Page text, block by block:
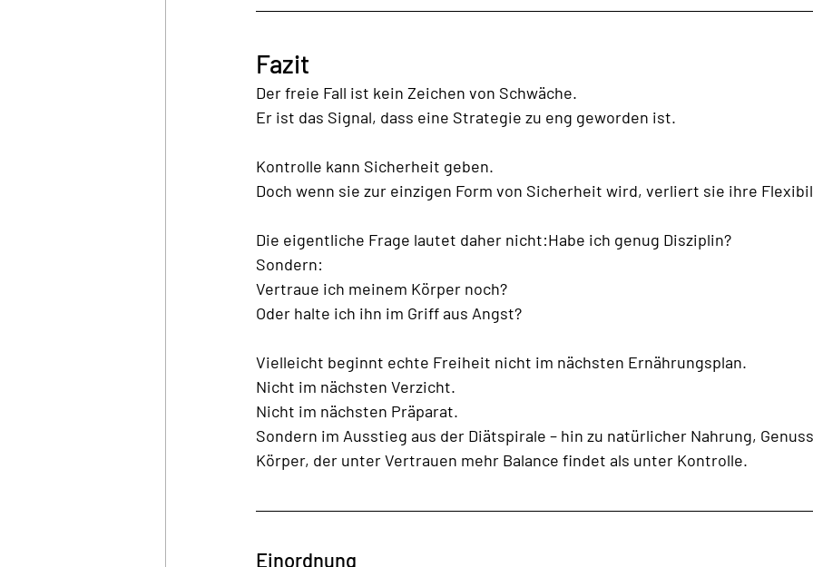
Fazit
Der freie Fall ist kein Zeichen von Schwäche.
Er ist das Signal, dass eine Strategie zu eng geworden ist.
Kontrolle kann Sicherheit geben.
Doch wenn sie zur einzigen Form von Sicherheit wird, verliert sie ihre
Die eigentliche Frage lautet daher nicht:Habe ich genug Disziplin?
Sondern:
Vertraue ich meinem Körper noch?
Oder halte ich ihn im Griff aus Angst?
Vielleicht beginnt echte Freiheit nicht im nächsten Ernährungsplan.
Nicht im nächsten Verzicht.
Nicht im nächsten Präparat.
Sondern im Ausstieg aus der Diätspirale – hin zu natürlicher Nahrung,
Körper, der unter Vertrauen mehr Balance findet als unter Kontrolle.
Einordnung